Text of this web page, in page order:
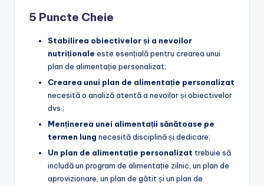
5 Puncte Cheie
Stabilirea obiectivelor și a nevoilor
nutriționale este esențială pentru crearea unui
plan de alimentație personalizat;
Crearea unui plan de alimentație personalizat
necesită o analiză atentă a nevoilor și obiectivelor
dvs.;
Menținerea unei alimentații sănătoase pe
termen lung necesită disciplină și dedicare;
Un plan de alimentație personalizat trebuie să
includă un program de alimentație zilnic, un plan de
aprovizionare, un plan de gătit și un plan de